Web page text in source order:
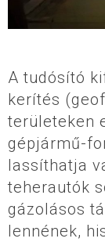
A tudósító
kerítés
területeken
gépjármű-
lassíthatja
teherautók
gázolásos
lennének,